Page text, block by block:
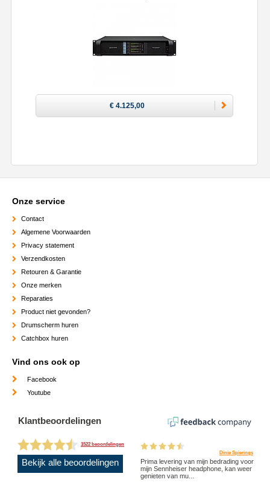
€ 4.125,00
Onze service
Contact
Algemene Voorwaarden
Privacy statement
Verzendkosten
Retouren & Garantie
Onze merken
Reparaties
Product niet gevonden?
Drumscherm huren
Catchbox huren
Vind ons ook op
Facebook
Youtube
Klantbeoordelingen
1522 beoordelingen
Bekijk alle beoordelingen
Dinie Spierings
Prima levering van mijn bedrading voor
mijn Sennheiser headphone, kan weer
genieten van mu...